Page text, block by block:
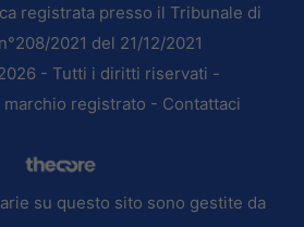
registrata presso il Tribunale di
2021 del 21/12/2021
- Tutti i diritti riservati -
marchio registrato - Contattaci
su questo sito sono gestite da